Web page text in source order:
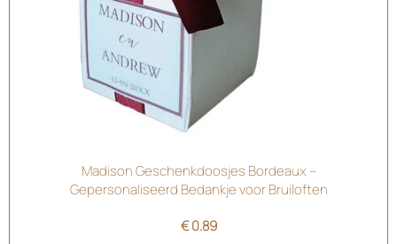
Madison Geschenkdoosjes Bordeaux –
Gepersonaliseerd Bedankje voor Bruiloften
€0.89